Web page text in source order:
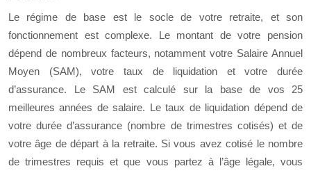
Le régime de base est le socle de votre retraite, et son
fonctionnement est complexe. Le montant de votre pension
dépend de nombreux facteurs, notamment votre Salaire Annuel
Moyen (SAM), votre taux de liquidation et votre durée
d’assurance. Le SAM est calculé sur la base de vos 25
meilleures années de salaire. Le taux de liquidation dépend de
votre durée d’assurance (nombre de trimestres cotisés) et de
votre âge de départ à la retraite. Si vous avez cotisé le nombre
de trimestres requis et que vous partez à l’âge légale, vous